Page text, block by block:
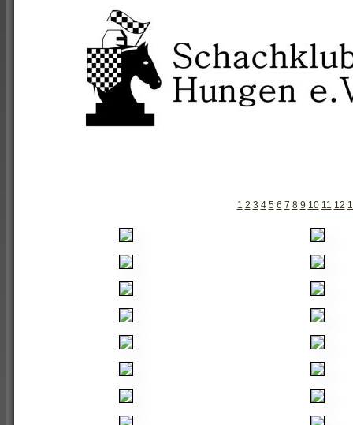
1 2 3 4 5 6 7 8 9 10 11 12